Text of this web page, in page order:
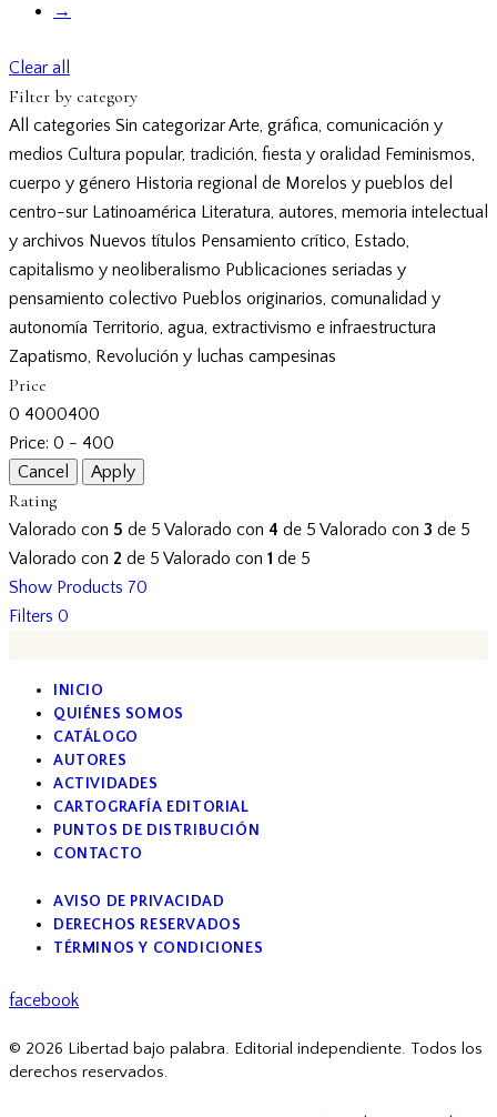
→
Clear all
Filter by category
All categories Sin categorizarArte, gráfica, comunicación y
medios Cultura popular, tradición, fiesta y oralidad Feminismos,
cuerpo y género Historia regional de Morelos y pueblos del
centro-sur Latinoamérica Literatura, autores, memoria intelectual
y archivos Nuevos títulos Pensamiento crítico, Estado,
capitalismo y neoliberalismo Publicaciones seriadas y
pensamiento colectivo Pueblos originarios, comunalidad y
autonomía Territorio, agua, extractivismo e infraestructura
Zapatismo, Revolución y luchas campesinas
Price
0 4000400
Price: 0 - 400
Rating
Valorado con 5 de 5 Valorado con 4 de 5 Valorado con 3 de 5
Valorado con 2 de 5 Valorado con 1 de 5
Show Products 70
Filters 0
INICIO
QUIÉNES SOMOS
CATÁLOGO
AUTORES
ACTIVIDADES
CARTOGRAFÍA EDITORIAL
PUNTOS DE DISTRIBUCIÓN
CONTACTO
AVISO DE PRIVACIDAD
DERECHOS RESERVADOS
TÉRMINOS Y CONDICIONES
facebook
© 2026 Libertad bajo palabra. Editorial independiente. Todos los
derechos reservados.